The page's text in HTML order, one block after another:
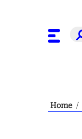
Home /